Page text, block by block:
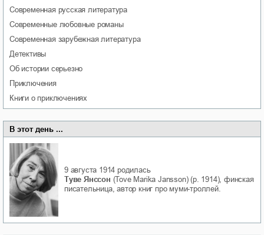
современная русская литература
современные любовные романы
современная зарубежная литература
детективы
об истории серьезно
приключения
книги о приключениях
В этот день ...
9 августа 1914 родилась
Туве Янссон (Tove Marika Jansson) (р. 1914), финская
писательница, автор книг про муми-троллей.